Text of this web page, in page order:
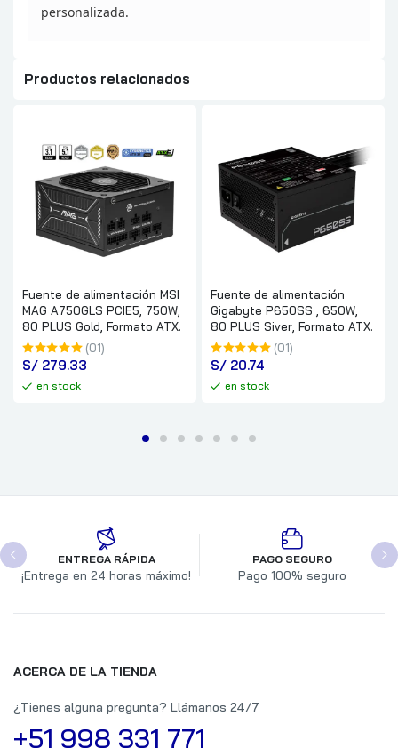
personalizada.
Productos relacionados
Fuente de alimentación MSI
MAG A750GLS PCIE5, 750W,
80 PLUS Gold, Formato ATX.
(01)
S/ 279.33
en stock
Fuente de alimentación
Gigabyte P650SS , 650W,
80 PLUS Siver, Formato ATX.
(01)
S/ 20.74
en stock
ENTREGA RÁPIDA
¡Entrega en 24 horas máximo!
PAGO SEGURO
Pago 100% seguro
ACERCA DE LA TIENDA
¿Tienes alguna pregunta? Llámanos 24/7
+51 998 331 771